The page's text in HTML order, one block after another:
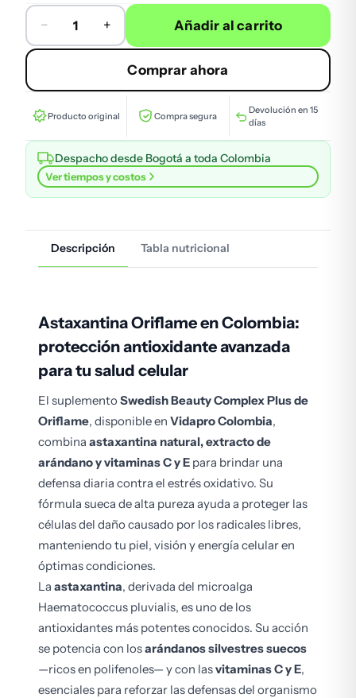
Astaxantina Oriflame en Colombia – Antioxidante
− + Añadir al carrito
Comprar ahora
Producto original Compra segura
Devolución en 15
días
Despacho desde Bogotá a toda Colombia
Ver tiempos y costos
Descripción Tabla nutricional
Astaxantina Oriflame en Colombia:
protección antioxidante avanzada
para tu salud celular
El suplemento Swedish Beauty Complex Plus de
Oriflame, disponible en Vidapro Colombia,
combina astaxantina natural, extracto de
arándano y vitaminas C y E para brindar una
defensa diaria contra el estrés oxidativo. Su
fórmula sueca de alta pureza ayuda a proteger las
células del daño causado por los radicales libres,
manteniendo tu piel, visión y energía celular en
óptimas condiciones.
La astaxantina, derivada del microalga
Haematococcus pluvialis, es uno de los
antioxidantes más potentes conocidos. Su acción
se potencia con losarándanos silvestres suecos
—ricos en polifenoles— y con lasvitaminas C y E,
esenciales para reforzar las defensas del organismo